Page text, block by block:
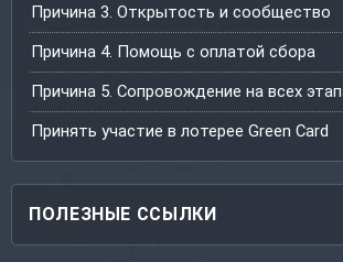
Причина 3. Открытость и сообщество
Причина 4. Помощь с оплатой сбора
Причина 5. Сопровождение на всех
Принять участие в лотерее Green Card
ПОЛЕЗНЫЕ ССЫЛКИ